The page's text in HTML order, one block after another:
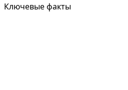
Ключевые факты